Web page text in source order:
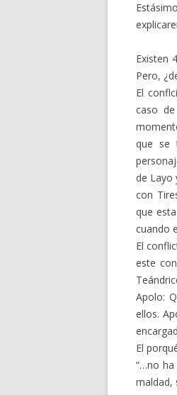
Existen
Pero,
El
caso
que se
de Layo
con
que
cuando
El
este
Apolo:
ellos.
El
“…no
maldad,